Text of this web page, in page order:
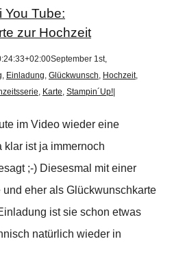
You Tube:
zur Hochzeit
September 1st,
, Einladung, Glückwunsch, Hochzeit,
, Karte, Stampin´Up!
im Video wieder eine
klar ist ja immernoch
;-) Diesesmal mit einer
eher als Glückwunschkarte
ist sie schon etwas
natürlich wieder in